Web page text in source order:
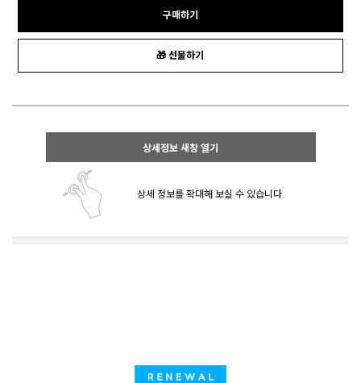
구매하기
🎁 선물하기
상세정보 새창 열기
상세 정보를 확대해 보실 수 있습니다.